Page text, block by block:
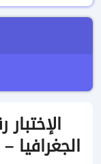
الجغرافيا